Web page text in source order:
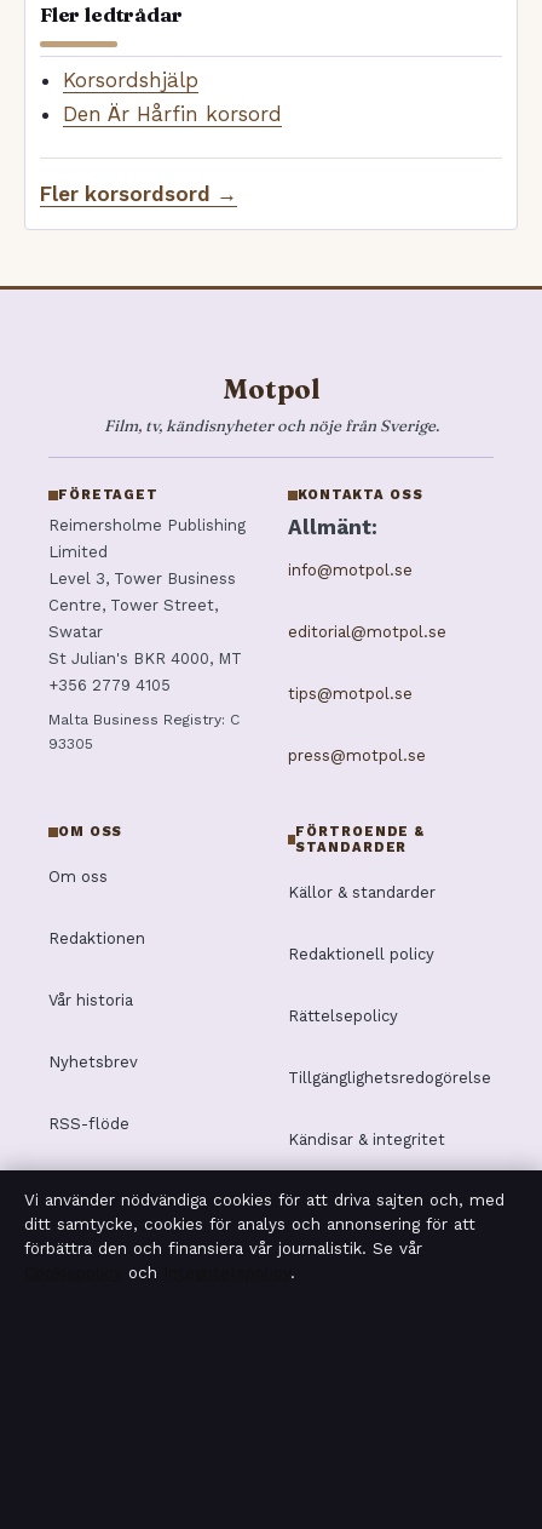
Fler ledtrådar
Korsordshjälp
Den Är Hårfin korsord
Fler korsordsord →
Motpol
Film, tv, kändisnyheter och nöje från Sverige.
FÖRETAGET
Reimersholme Publishing
Limited
Level 3, Tower Business
Centre, Tower Street,
Swatar
St Julian's BKR 4000, MT
+356 2779 4105
Malta Business Registry: C
93305
KONTAKTA OSS
Allmänt:
info@motpol.se
editorial@motpol.se
tips@motpol.se
press@motpol.se
OM OSS
Om oss
Redaktionen
Vår historia
Nyhetsbrev
RSS-flöde
FÖRTROENDE &
STANDARDER
Källor & standarder
Redaktionell policy
Rättelsepolicy
Tillgänglighetsredogörelse
Kändisar & integritet
Integritetspolicy
Vi använder nödvändiga cookies för att driva sajten och, med
ditt samtycke, cookies för analys och annonsering för att
förbättra den och finansiera vår journalistik. Se vår
och .